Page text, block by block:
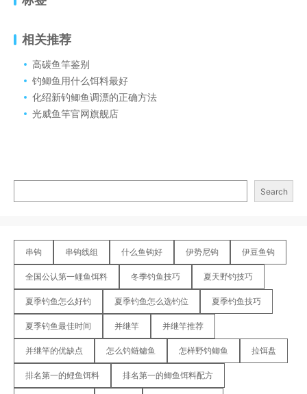
相关推荐
高碳鱼竿鉴别
钓鲫鱼用什么饵料最好
化绍新钓鲫鱼调漂的正确方法
光威鱼竿官网旗舰店
Search
串钩 串钩线组 什么鱼钩好 伊势尼钩 伊豆鱼钩
全国公认第一鲤鱼饵料 冬季钓鱼技巧 夏天野钓技巧
夏季钓鱼怎么好钓 夏季钓鱼怎么选钓位 夏季钓鱼技巧
夏季钓鱼最佳时间 并继竿 并继竿推荐
并继竿的优缺点 怎么钓鲢鳙鱼 怎样野钓鲫鱼 拉饵盘
排名第一的鲤鱼饵料 排名第一的鲫鱼饵料配方